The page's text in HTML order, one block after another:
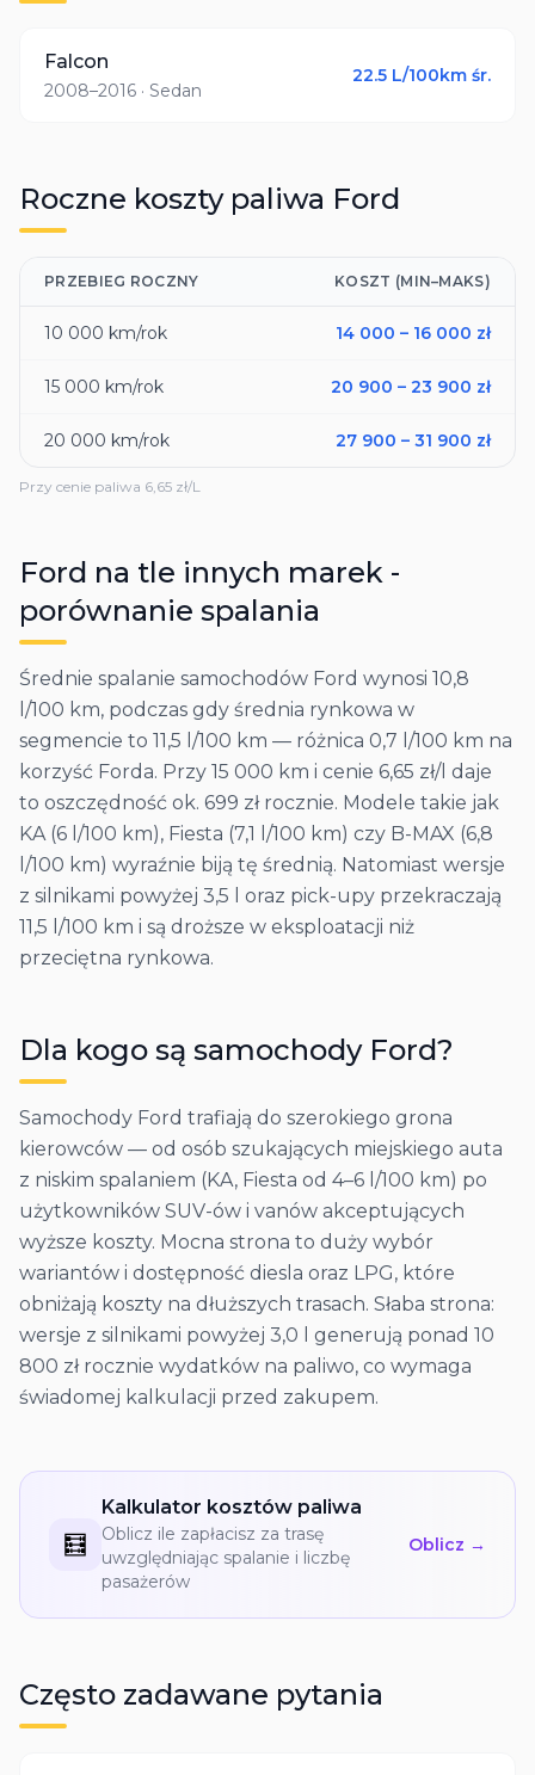
Falcon
2008–2016 · Sedan
22.5 L/100km śr.
Roczne koszty paliwa Ford
PRZEBIEG ROCZNY KOSZT (MIN–MAKS)
10 000 km/rok 14 000 – 16 000 zł
15 000 km/rok 20 900 – 23 900 zł
20 000 km/rok 27 900 – 31 900 zł
Przy cenie paliwa 6,65 zł/L
Ford na tle innych marek -
porównanie spalania
Średnie spalanie samochodów Ford wynosi 10,8
l/100 km, podczas gdy średnia rynkowa w
segmencie to 11,5 l/100 km — różnica 0,7 l/100 km na
korzyść Forda. Przy 15 000 km i cenie 6,65 zł/l daje
to oszczędność ok. 699 zł rocznie. Modele takie jak
KA (6 l/100 km), Fiesta (7,1 l/100 km) czy B-MAX (6,8
l/100 km) wyraźnie biją tę średnią. Natomiast wersje
z silnikami powyżej 3,5 l oraz pick-upy przekraczają
11,5 l/100 km i są droższe w eksploatacji niż
przeciętna rynkowa.
Dla kogo są samochody Ford?
Samochody Ford trafiają do szerokiego grona
kierowców — od osób szukających miejskiego auta
z niskim spalaniem (KA, Fiesta od 4–6 l/100 km) po
użytkowników SUV-ów i vanów akceptujących
wyższe koszty. Mocna strona to duży wybór
wariantów i dostępność diesla oraz LPG, które
obniżają koszty na dłuższych trasach. Słaba strona:
wersje z silnikami powyżej 3,0 l generują ponad 10
800 zł rocznie wydatków na paliwo, co wymaga
świadomej kalkulacji przed zakupem.
🧮
Kalkulator kosztów paliwa
Oblicz ile zapłacisz za trasę
uwzględniając spalanie i liczbę
pasażerów
Oblicz →
Często zadawane pytania